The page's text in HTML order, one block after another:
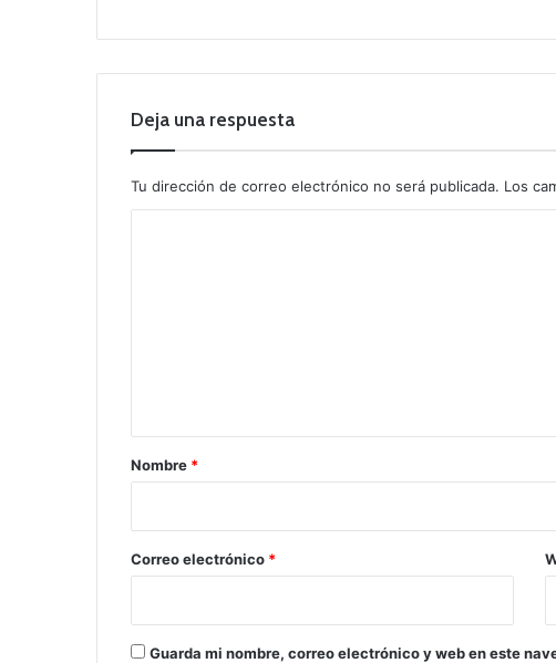
Deja una respuesta
Tu dirección de correo electrónico no será publicada. Los
r
*
Nombre *
Correo electrónico *
Guarda mi nombre, correo electrónico y web en este